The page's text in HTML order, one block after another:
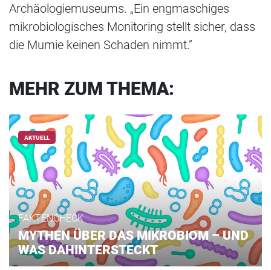
Archäologiemuseums. „Ein engmaschiges
mikrobiologisches Monitoring stellt sicher, dass
die Mumie keinen Schaden nimmt.“
MEHR ZUM THEMA:
AKTUELL
FAKTENCHECK
MYTHEN ÜBER DAS MIKROBIOM – UND
WAS DAHINTERSTECKT